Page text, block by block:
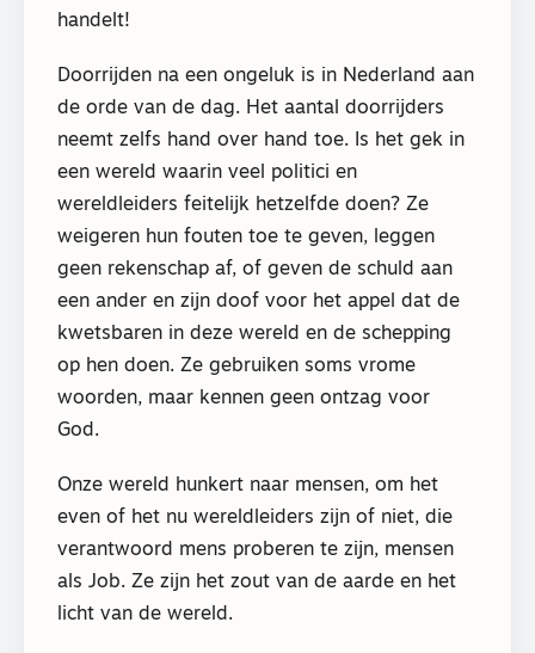
handelt!
Doorrijden na een ongeluk is in Nederland aan
de orde van de dag. Het aantal doorrijders
neemt zelfs hand over hand toe. Is het gek in
een wereld waarin veel politici en
wereldleiders feitelijk hetzelfde doen? Ze
weigeren hun fouten toe te geven, leggen
geen rekenschap af, of geven de schuld aan
een ander en zijn doof voor het appel dat de
kwetsbaren in deze wereld en de schepping
op hen doen. Ze gebruiken soms vrome
woorden, maar kennen geen ontzag voor
God.
Onze wereld hunkert naar mensen, om het
even of het nu wereldleiders zijn of niet, die
verantwoord mens proberen te zijn, mensen
als Job. Ze zijn het zout van de aarde en het
licht van de wereld.